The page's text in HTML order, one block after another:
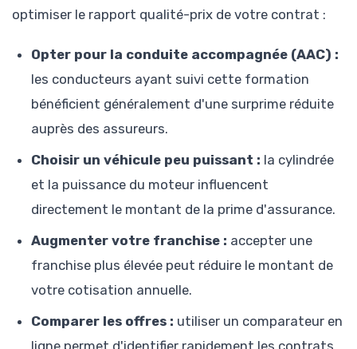
optimiser le rapport qualité-prix de votre contrat :
Opter pour la conduite accompagnée (AAC) :
les conducteurs ayant suivi cette formation
bénéficient généralement d'une surprime réduite
auprès des assureurs.
Choisir un véhicule peu puissant : la cylindrée
et la puissance du moteur influencent
directement le montant de la prime d'assurance.
Augmenter votre franchise : accepter une
franchise plus élevée peut réduire le montant de
votre cotisation annuelle.
Comparer les offres : utiliser un comparateur en
ligne permet d'identifier rapidement les contrats